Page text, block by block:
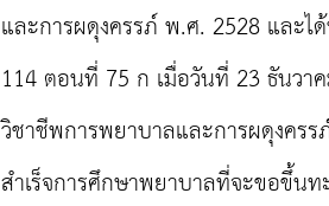
และการผดุงครรภ์ พ.ศ. 2528 และ
114 ตอนที่ 75 ก เมื่อวันที่ 23 ธันวา
วิชาชีพการพยาบาลและการผดุงคร
สำเร็จการศึกษาพยาบาลที่จะขอขึ้น